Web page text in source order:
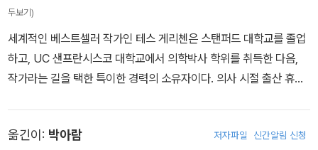
두보기)
세계적인 베스트셀러 작가인 테스 게리첸은 스탠퍼드 대학교를 졸업
하고, UC 샌프란시스코 대학교에서 의학박사 학위를 취득한 다음,
작가라는 길을 택한 특이한 경력의 소유자이다. 의사 시절 출산 휴가
A상 등을 수상했다. 그녀의 소설들은 미국과 해외에서 베스트셀러 1
옮긴이: 박아람 저자파일 신간알림 신청